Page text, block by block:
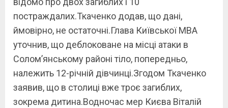
постраждалих.Ткаченко додав, що дані,
ймовірно, не остаточні.Глава Київської МВА
уточнив, що деблоковане на місці атаки в
Соломʼянському районі тіло, попередньо,
належить 12-річній дівчинці.Згодом Ткаченко
заявив, що в столиці вже троє загиблих,
зокрема дитина.Водночас мер Києва Віталій